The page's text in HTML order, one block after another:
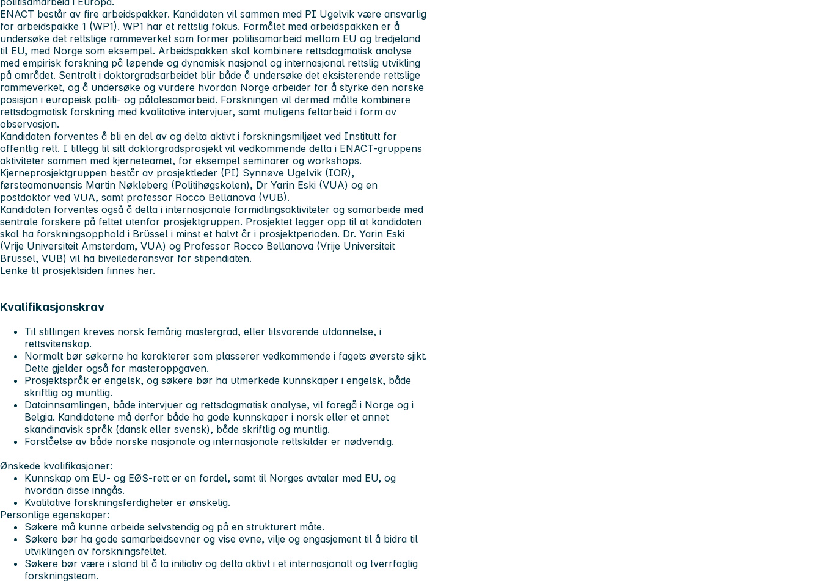
ENACT består av fire arbeidspakker. Kandidaten vil sammen med PI Ugelvik være ansvarlig
for arbeidspakke 1 (WP1). WP1 har et rettslig fokus. Formålet med arbeidspakken er å
undersøke det rettslige rammeverket som former politisamarbeid mellom EU og tredjeland
til EU, med Norge som eksempel. Arbeidspakken skal kombinere rettsdogmatisk analyse
med empirisk forskning på løpende og dynamisk nasjonal og internasjonal rettslig utvikling
på området. Sentralt i doktorgradsarbeidet blir både å undersøke det eksisterende rettslige
rammeverket, og å undersøke og vurdere hvordan Norge arbeider for å styrke den norske
posisjon i europeisk politi- og påtalesamarbeid. Forskningen vil dermed måtte kombinere
rettsdogmatisk forskning med kvalitative intervjuer, samt muligens feltarbeid i form av
observasjon.
Kandidaten forventes å bli en del av og delta aktivt i forskningsmiljøet ved Institutt for
offentlig rett. I tillegg til sitt doktorgradsprosjekt vil vedkommende delta i ENACT-gruppens
aktiviteter sammen med kjerneteamet, for eksempel seminarer og workshops.
Kjerneprosjektgruppen består av prosjektleder (PI) Synnøve Ugelvik (IOR),
førsteamanuensis Martin Nøkleberg (Politihøgskolen), Dr Yarin Eski (VUA) og en
postdoktor ved VUA, samt professor Rocco Bellanova (VUB).
Kandidaten forventes også å delta i internasjonale formidlingsaktiviteter og samarbeide med
sentrale forskere på feltet utenfor prosjektgruppen. Prosjektet legger opp til at kandidaten
skal ha forskningsopphold i Brüssel i minst et halvt år i prosjektperioden. Dr. Yarin Eski
(Vrije Universiteit Amsterdam, VUA) og Professor Rocco Bellanova (Vrije Universiteit
Brüssel, VUB) vil ha biveilederansvar for stipendiaten.
Lenke til prosjektsiden finnes her.
Kvalifikasjonskrav
Til stillingen kreves norsk femårig mastergrad, eller tilsvarende utdannelse, i
rettsvitenskap.
Normalt bør søkerne ha karakterer som plasserer vedkommende i fagets øverste sjikt.
Dette gjelder også for masteroppgaven.
Prosjektspråk er engelsk, og søkere bør ha utmerkede kunnskaper i engelsk, både
skriftlig og muntlig.
Datainnsamlingen, både intervjuer og rettsdogmatisk analyse, vil foregå i Norge og i
Belgia. Kandidatene må derfor både ha gode kunnskaper i norsk eller et annet
skandinavisk språk (dansk eller svensk), både skriftlig og muntlig.
Forståelse av både norske nasjonale og internasjonale rettskilder er nødvendig.
Ønskede kvalifikasjoner:
Kunnskap om EU- og EØS-rett er en fordel, samt til Norges avtaler med EU, og
hvordan disse inngås.
Kvalitative forskningsferdigheter er ønskelig.
Personlige egenskaper:
Søkere må kunne arbeide selvstendig og på en strukturert måte.
Søkere bør ha gode samarbeidsevner og vise evne, vilje og engasjement til å bidra til
utviklingen av forskningsfeltet.
Søkere bør være i stand til å ta initiativ og delta aktivt i et internasjonalt og tverrfaglig
forskningsteam.